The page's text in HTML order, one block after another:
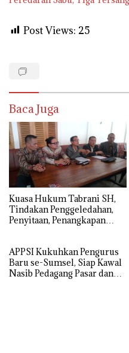
Post Views: 25
Baca Juga
‎Kuasa Hukum Tabrani SH,
Tindakan Penggeledahan,
Penyitaan, Penangkapan
Melalui Mekanisme
Praperadilan
APPSI Kukuhkan Pengurus
Baru se-Sumsel, Siap Kawal
Nasib Pedagang Pasar dan